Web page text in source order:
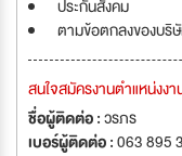
ประกันสังคม
ตามข้อตกลงของบริ
สนใจสมัครงานตำแหน่ง
ชื่อผู้ติดต่อ :วรภร
เบอร์ผู้ติดต่อ :063 895